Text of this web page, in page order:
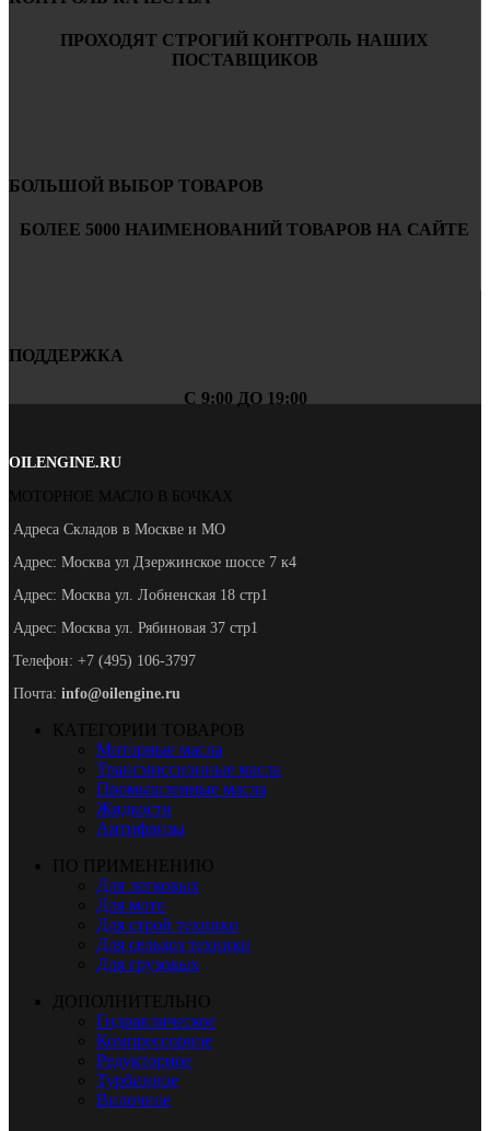
ПРОХОДЯТ СТРОГИЙ КОНТРОЛЬ НАШИХ
ПОСТАВЩИКОВ
БОЛЬШОЙ ВЫБОР ТОВАРОВ
БОЛЕЕ 5000 НАИМЕНОВАНИЙ ТОВАРОВ НА САЙТЕ
ПОДДЕРЖКА
С 9:00 ДО 19:00
OILENGINE.RU
МОТОРНОЕ МАСЛО В БОЧКАХ
Адреса Складов в Москве и МО
Адрес: Москва ул Дзержинское шоссе 7 к4
Адрес: Москва ул. Лобненская 18 стр1
Адрес: Москва ул. Рябиновая 37 стр1
Телефон: +7 (495) 106-3797
Почта: info@oilengine.ru
КАТЕГОРИИ ТОВАРОВ
Моторные масла
Трансмиссионные масла
Промышленные масла
Жидкости
Антифризы
ПО ПРИМЕНЕНИЮ
Для легковых
Для мото
Для строй техники
Для сельхоз техники
Для грузовых
ДОПОЛНИТЕЛЬНО
Гидравлическое
Компрессорное
Редукторное
Турбинное
Вилочное